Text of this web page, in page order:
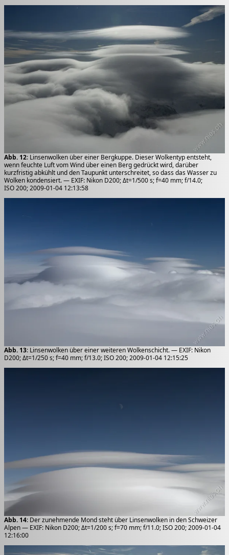
Abb. 12: Linsenwolken über einer Bergkuppe. Dieser Wolkentyp entsteht,
wenn feuchte Luft vom Wind über einen Berg gedrückt wird, darüber
kurzfristig abkühlt und den Taupunkt unterschreitet, so dass das Wasser zu
Wolken kondensiert. — EXIF: Nikon D200; Δt=1/500 s; f=40 mm; f/14.0;
ISO 200; 2009-01-04 12:13:58
Abb. 13: Linsenwolken über einer weiteren Wolkenschicht. — EXIF: Nikon
D200; Δt=1/250 s; f=40 mm; f/13.0; ISO 200; 2009-01-04 12:15:25
Abb. 14: Der zunehmende Mond steht über Linsenwolken in den Schweizer
Alpen — EXIF: Nikon D200; Δt=1/200 s; f=70 mm; f/11.0; ISO 200; 2009-01-04
12:16:00